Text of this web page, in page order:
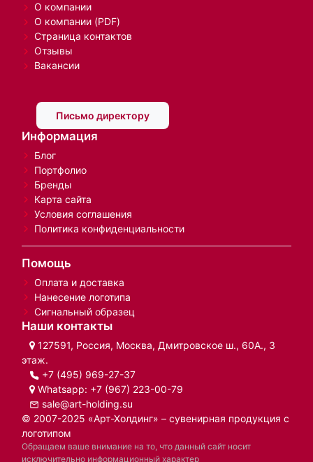
О компании
О компании (PDF)
Страница контактов
Отзывы
Вакансии
Письмо директору
Информация
Блог
Портфолио
Бренды
Карта сайта
Условия соглашения
Политика конфиденциальности
Помощь
Оплата и доставка
Нанесение логотипа
Сигнальный образец
Наши контакты
127591, Россия, Москва, Дмитровское ш., 60А., 3
этаж.
+7 (495) 969-27-37
Whatsapp: +7 (967) 223-00-79
sale@art-holding.su
© 2007-2025 «Арт-Холдинг» – сувенирная продукция с
логотипом
Обращаем ваше внимание на то, что данный сайт носит
исключительно информационный характер